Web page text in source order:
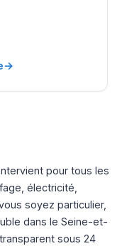
→
pour tous les
électricité,
soyez particulier,
dans le Seine-et-
sous 24